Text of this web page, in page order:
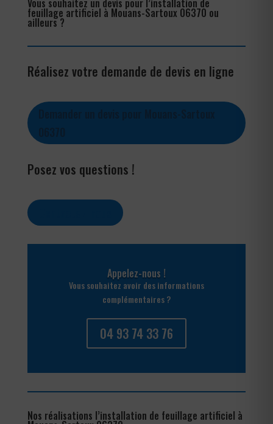
Vous souhaitez un devis pour l’installation de
feuillage artificiel à Mouans-Sartoux 06370 ou
ailleurs ?
Réalisez votre demande de devis en ligne
Posez vos questions !
Appelez-nous !
Vous souhaitez avoir des informations
complémentaires ?
04 93 74 33 76
Nos réalisations l’installation de feuillage artificiel à